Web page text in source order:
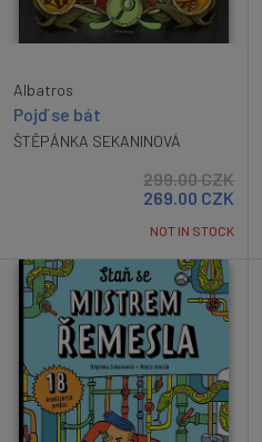
Albatros
Pojď se bát
ŠTĚPÁNKA SEKANINOVÁ
299.00CZK
269.00 CZK
NOT IN STOCK